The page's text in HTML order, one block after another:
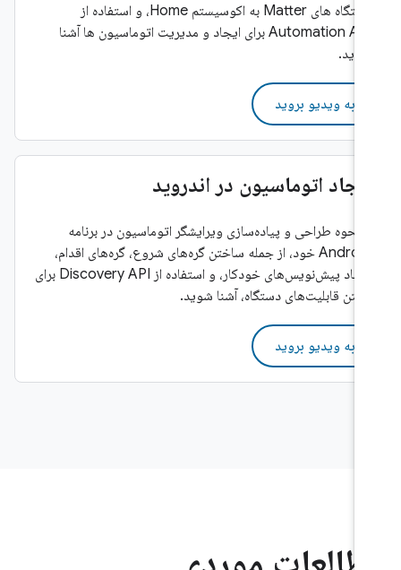
دستگاه های Matter به اکوسیستم Home، و استفاده از
Automation API برای ایجاد و مدیریت اتوماسیون ها آشنا
به ویدیو بروید
ایجاد اتوماسیون در اندروید
با نحوه طراحی و پیاده‌سازی ویرایشگر اتوماسیون در برنامه
Android خود، از جمله ساختن گره‌های شروع، گره‌های اقدام،
ایجاد پیش‌نویس‌های خودکار، و استفاده از Discovery API برای
یافتن قابلیت‌های دستگاه، آشنا شوید.
به ویدیو بروید